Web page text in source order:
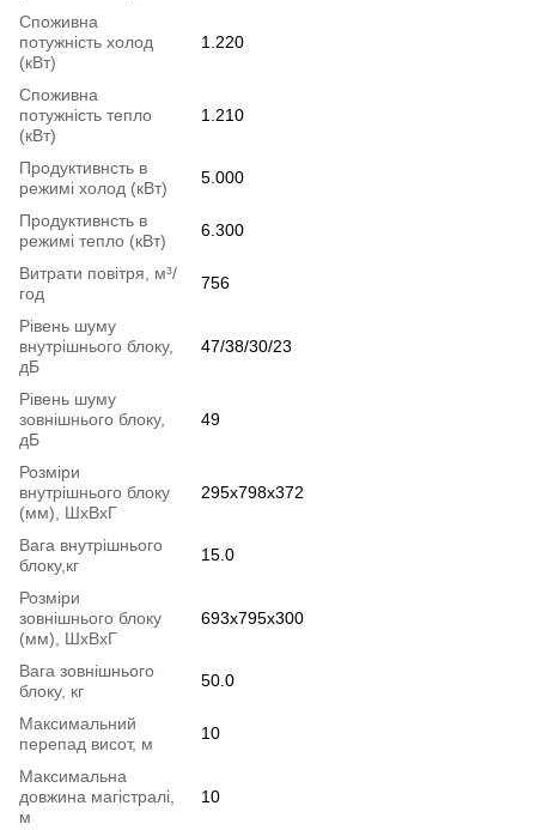
Споживна
потужність холод
(кВт)
1.220
Споживна
потужність тепло
(кВт)
1.210
Продуктивнсть в
режимі холод (кВт)
5.000
Продуктивнсть в
режимі тепло (кВт)
6.300
Витрати повітря, м³/
год
756
Рівень шуму
внутрішнього блоку,
дБ
47/38/30/23
Рівень шуму
зовнішнього блоку,
дБ
49
Розміри
внутрішнього блоку
(мм), ШхВхГ
295х798х372
Вага внутрішнього
блоку,кг
15.0
Розміри
зовнішнього блоку
(мм), ШхВхГ
693х795х300
Вага зовнішнього
блоку, кг
50.0
Максимальний
перепад висот, м
10
Максимальна
довжина магістралі,
м
10